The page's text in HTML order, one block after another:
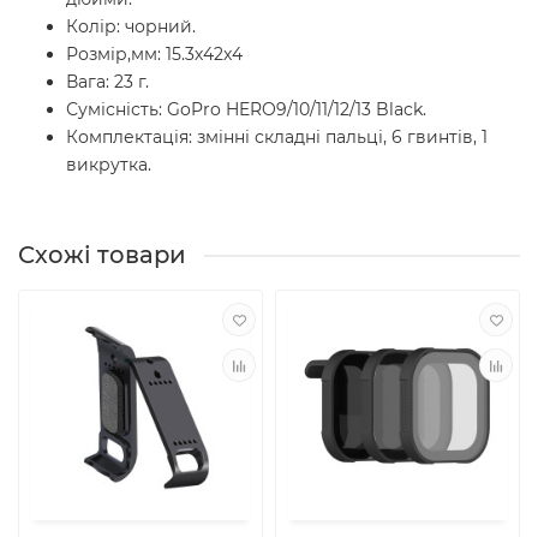
Колір: чорний.
Розмір,мм: 15.3х42х4
Вага: 23 г.
Сумісність: GoPro HERO9/10/11/12/13 Black.
Комплектація: змінні складні пальці, 6 гвинтів, 1
викрутка.
Схожі товари